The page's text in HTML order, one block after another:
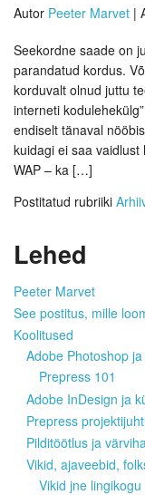
Autor Peeter Marvet |
Seekordne saade on
parandatud kordus.
korduvalt olnud juttu
interneti
endiselt tänaval
kuidagi ei saa
WAP – ka […]
Postitatud rubriiki
Lehed
Peeter Marvet
See postitus, mille
Koolitused
Adobe Photoshop
Prepress 101
Adobe InDesign ja
Prepress
Pilditöötlus ja
Vikid, ajaveebid,
Vikid jne lingikogu